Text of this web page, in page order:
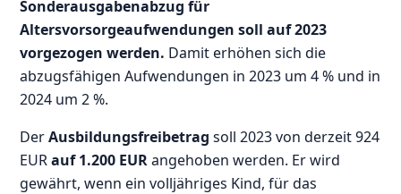
Sonderausgabenabzug für
Altersvorsorgeaufwendungen soll auf 2023
vorgezogen werden. Damit erhöhen sich die
abzugsfähigen Aufwendungen in 2023 um 4 % und in
2024 um 2 %.
DerAusbildungsfreibetrag soll 2023 von derzeit 924
EURauf 1.200 EURangehoben werden. Er wird
gewährt, wenn ein volljähriges Kind, für das